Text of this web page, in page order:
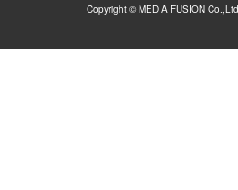
Copyright © MEDIA FUSION